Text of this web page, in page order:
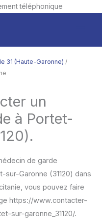
téléphonique
31 (Haute-Garonne) /
un
à Portet-
de garde
sur-Garonne (31120) dans
vous pouvez faire
https://www.contacter-
sur-garonne_31120/.